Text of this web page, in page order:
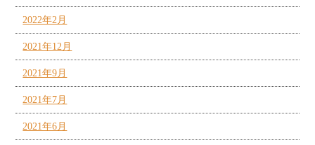
2022年2月
2021年12月
2021年9月
2021年7月
2021年6月